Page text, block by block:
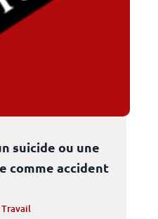
suicide ou une
comme accident